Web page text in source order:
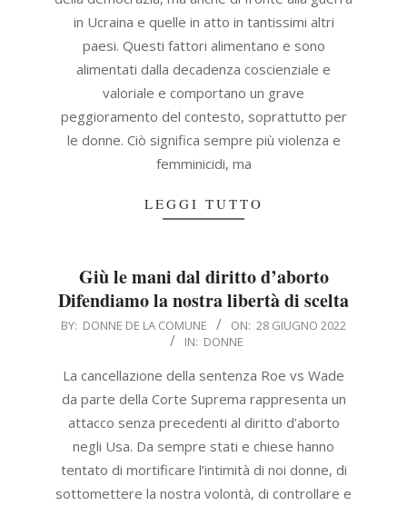
in Ucraina e quelle in atto in tantissimi altri
paesi. Questi fattori alimentano e sono
alimentati dalla decadenza coscienziale e
valoriale e comportano un grave
peggioramento del contesto, soprattutto per
le donne. Ciò significa sempre più violenza e
femminicidi, ma
LEGGI TUTTO
Giù le mani dal diritto d’aborto
Difendiamo la nostra libertà di scelta
2022-
28
BY: DONNE DE LA COMUNE ON: 28 GIUGNO 2022
IN: DONNE
La cancellazione della sentenza Roe vs Wade
da parte della Corte Suprema rappresenta un
attacco senza precedenti al diritto d’aborto
negli Usa. Da sempre stati e chiese hanno
tentato di mortificare l’intimità di noi donne, di
sottomettere la nostra volontà, di controllare e